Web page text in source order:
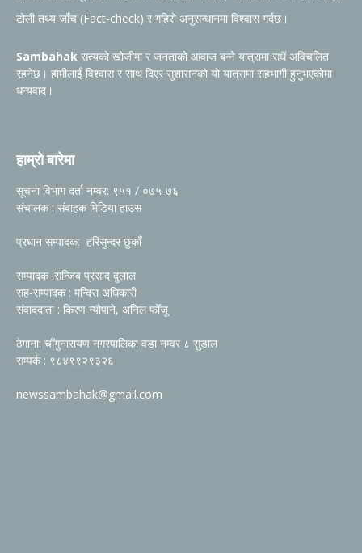
टोली तथ्य जाँच (Fact-check) र गहिरो अनुसन्धानमा विश्वास गर्दछ।
Sambahak सत्यको खोजीमा र जनताको आवाज बन्ने यात्रामा सधैं अविचलित
रहनेछ। हामीलाई विश्वास र साथ दिएर सुशासनको यो यात्रामा सहभागी हुनुभएकोमा
धन्यवाद।
हाम्रो बारेमा
सूचना विभाग दर्ता नम्वर: ९५१ / ०७५-७६
संचालक : संवाहक मिडिया हाउस
प्रधान सम्पादक: हरिसुन्दर छुकाँ
सम्पादक :सन्जिब प्रसाद दुलाल
सह-सम्पादक : मन्दिरा अधिकारी
संवाददाता : किरण न्यौपाने, अनिल फोँजू
ठेगाना: चाँगुनारायण नगरपालिका वडा नम्वर ८ सुडाल
सम्पर्क : ९८४९९२९३२६
newssambahak@gmail.com